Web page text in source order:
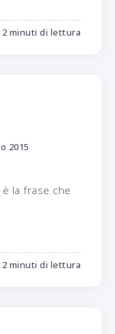
2 minuti di lettura
2015
è la frase che
2 minuti di lettura